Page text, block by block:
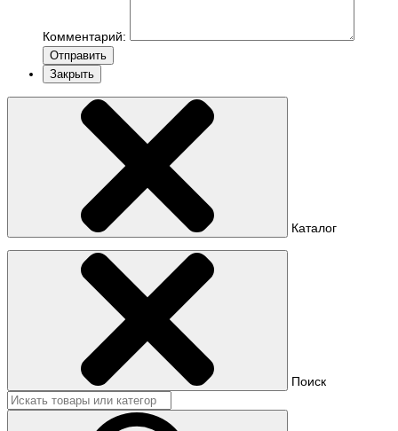
Комментарий:
Отправить
Закрыть
Каталог
Поиск